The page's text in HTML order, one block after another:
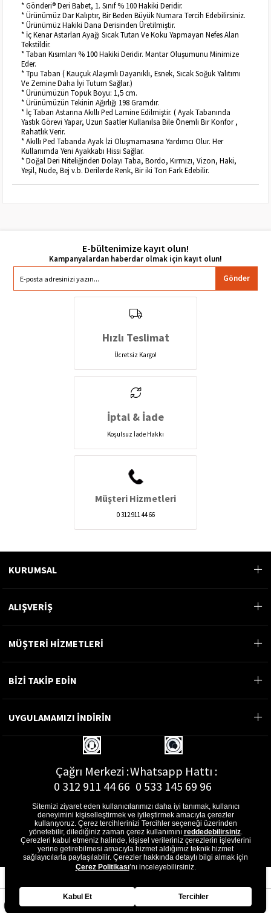
* Gönderi® Deri Babet, 1. Sınıf % 100 Hakiki Deridir.
* Ürünümüz Dar Kalıptır, Bir Beden Büyük Numara Tercih Edebilirsiniz.
* Ürünümüz Hakiki Dana Derisinden Üretilmiştir.
* İç Kenar Astarları Ayağı Sıcak Tutan Ve Koku Yapmayan Nefes Alan
Tekstildir.
* Taban Kısımları % 100 Hakiki Deridir. Mantar Oluşumunu Minimize
Eder.
* Tpu Taban ( Kauçuk Alaşımlı Dayanıklı, Esnek, Sıcak Soğuk Yalıtımı
Ve Zemine Daha İyi Tutum Sağlar.)
* Ürünümüzün Topuk Boyu: 1,5 cm.
* Ürünümüzün Tekinin Ağırlığı 198 Gramdır.
* İç Taban Astarına Akıllı Ped Lamine Edilmiştir. ( Ayak Tabanında
Yastık Görevi Yapar, Uzun Saatler Kullanılsa Bile Önemli Bir Konfor ,
Rahatlık Verir.
* Akıllı Ped Tabanda Ayak İzi Oluşmamasına Yardımcı Olur. Her
Kullanımda Yeni Ayakkabı Hissi Sağlar.
* Doğal Deri Niteliğinden Dolayı Taba, Bordo, Kırmızı, Vizon, Haki,
Yeşil, Nude, Bej v.b. Derilerde Renk, Bir iki Ton Fark Edebilir.
E-bültenimize kayıt olun!
Gönder
Hızlı Teslimat
Ücretsiz Kargo!
İptal & İade
Koşulsuz İade Hakkı
Müşteri Hizmetleri
0 312 911 44 66
KURUMSAL
ALIŞVERİŞ
MÜŞTERİ HİZMETLERİ
BİZİ TAKİP EDİN
UYGULAMAMIZI İNDİRİN
Çağrı Merkezi :
0 312 911 44 66
Whatsapp Hattı :
0 533 145 69 96
E-Posta Adresi :
musterihizmetleri@gon.com.tr
Sitemizi ziyaret eden kullanıcılarımızı daha iyi tanımak, kullanıcı
deneyimini kişiselleştirmek ve iyileştirmek amacıyla çerezler
kullanıyoruz. Çerez tercihlerinizi Tercihler seçeneği üzerinden
yönetebilir, dilediğiniz zaman çerez kullanımını reddedebilirsiniz.
Çerezleri kabul etmeniz halinde, kişisel verileriniz çerezlerin işlevlerini
yerine getirebilmesi amacıyla hizmet aldığımız teknik hizmet
sağlayıcılarla paylaşılabilir. Çerezler hakkında detaylı bilgi almak için
Çerez Politikası’nı inceleyebilirsiniz.
Kabul Et Tercihler